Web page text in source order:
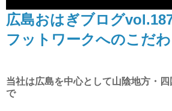
広島おはぎブログ
フットワークへのこだわ
当社は広島を中心として山陰地方・
で